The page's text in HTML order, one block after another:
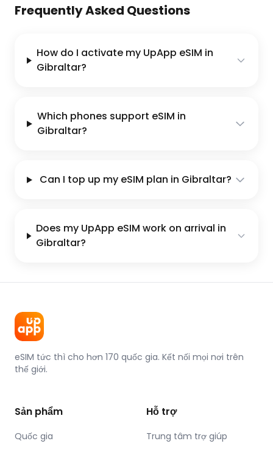
Frequently Asked Questions
How do I activate my UpApp eSIM in
Gibraltar?
Which phones support eSIM in
Gibraltar?
Can I top up my eSIM plan in Gibraltar?
Does my UpApp eSIM work on arrival in
Gibraltar?
eSIM tức thì cho hơn 170 quốc gia. Kết nối mọi nơi trên
thế giới.
Sản phẩm
Quốc gia
Hỗ trợ
Trung tâm trợ giúp